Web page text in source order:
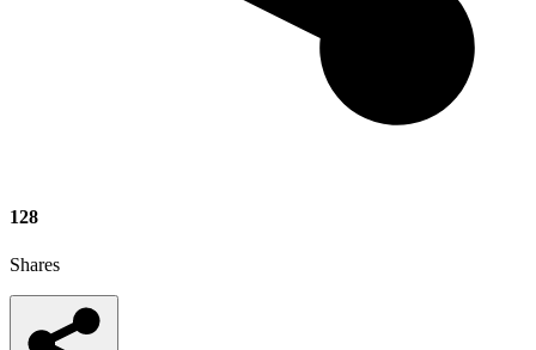
128
Shares